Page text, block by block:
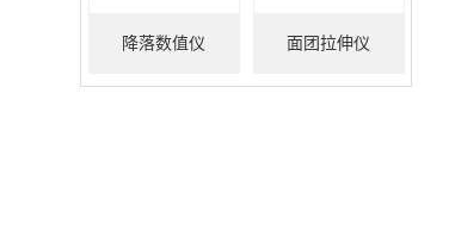
降落数值仪 面团拉伸仪